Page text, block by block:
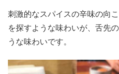
刺激的なスパイスの辛味の向
を探すような味わいが、舌先
うな味わいです。